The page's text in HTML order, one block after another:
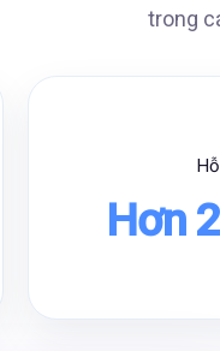
trong
Hơn